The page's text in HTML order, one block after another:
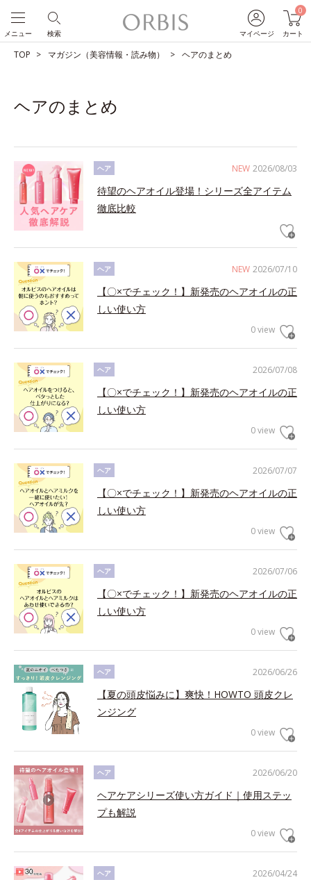
マイページ
0
カート
検索
メニュー
TOP マガジン（美容情報・読み物） ヘアのまとめ
ヘアのまとめ
NEW 2026/08/03
ヘア
待望のヘアオイル登場！シリーズ全アイテム
徹底比較
NEW 2026/07/10
ヘア
【〇×でチェック！】新発売のヘアオイルの正
しい使い方
0 view
2026/07/08
ヘア
【〇×でチェック！】新発売のヘアオイルの正
しい使い方
0 view
2026/07/07
ヘア
【〇×でチェック！】新発売のヘアオイルの正
しい使い方
0 view
2026/07/06
ヘア
【〇×でチェック！】新発売のヘアオイルの正
しい使い方
0 view
2026/06/26
ヘア
【夏の頭皮悩みに】爽快！HOWTO 頭皮クレ
ンジング
0 view
2026/06/20
ヘア
ヘアケアシリーズ使い方ガイド｜使用ステッ
プも解説
0 view
2026/04/24
ヘア